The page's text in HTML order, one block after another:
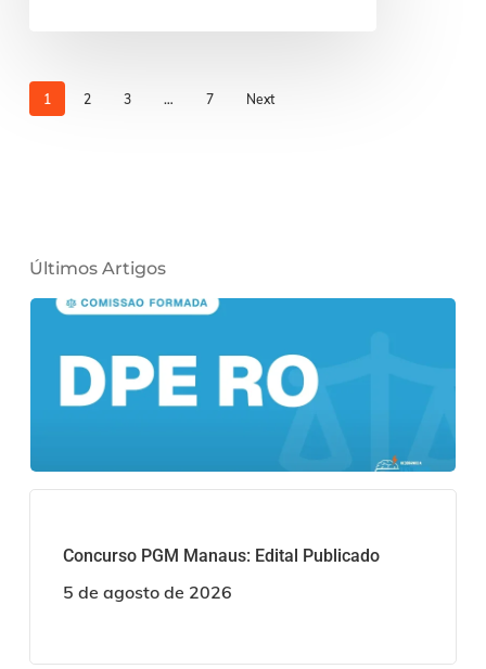
1 2 3 … 7 Next
Últimos Artigos
Concurso PGM Manaus: Edital Publicado
5 de agosto de 2026